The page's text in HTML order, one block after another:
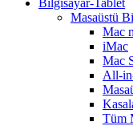
Bilgisayar-Tablet
Masaüstü
Mac
iMac
Mac
All-
Tüm